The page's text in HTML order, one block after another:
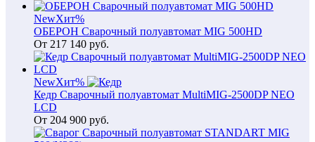
NewХит%
ОБЕРОН Сварочный полуавтомат MIG 500HD
От 217 140 руб.
NewХит%
Кедр Сварочный полуавтомат MultiMIG-2500DP NEO
LCD
От 204 900 руб.